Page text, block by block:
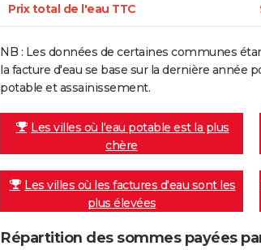
Prix total de l'eau TTC
NB : Les données de certaines communes
la facture d'eau se base sur la dernière année
potable et assainissement.
Les villes où l'eau potable est la plus
chère
Les villes où les factures d'eau sont les
plus élevées
Répartition des sommes payées